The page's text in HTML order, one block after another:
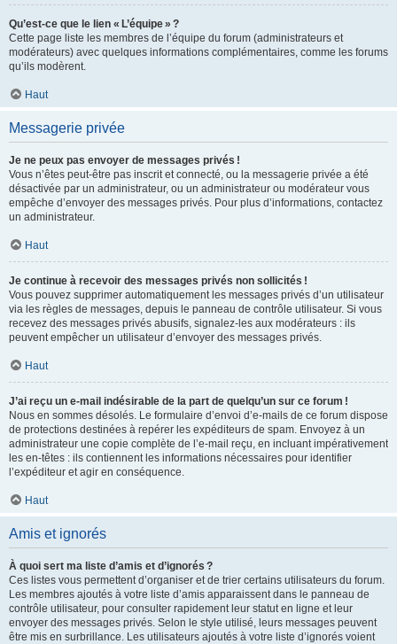
Qu’est-ce que le lien « L’équipe » ?
Cette page liste les membres de l’équipe du forum (administrateurs et
modérateurs) avec quelques informations complémentaires, comme les forums
qu’ils modèrent.
Haut
Messagerie privée
Je ne peux pas envoyer de messages privés !
Vous n’êtes peut-être pas inscrit et connecté, ou la messagerie privée a été
désactivée par un administrateur, ou un administrateur ou modérateur vous
empêche d’envoyer des messages privés. Pour plus d’informations, contactez
un administrateur.
Haut
Je continue à recevoir des messages privés non sollicités !
Vous pouvez supprimer automatiquement les messages privés d’un utilisateur
via les règles de messages, depuis le panneau de contrôle utilisateur. Si vous
recevez des messages privés abusifs, signalez-les aux modérateurs : ils
peuvent empêcher un utilisateur d’envoyer des messages privés.
Haut
J’ai reçu un e-mail indésirable de la part de quelqu’un sur ce forum !
Nous en sommes désolés. Le formulaire d’envoi d’e-mails de ce forum dispose
de protections destinées à repérer les expéditeurs de spam. Envoyez à un
administrateur une copie complète de l’e-mail reçu, en incluant impérativement
les en-têtes : ils contiennent les informations nécessaires pour identifier
l’expéditeur et agir en conséquence.
Haut
Amis et ignorés
À quoi sert ma liste d’amis et d’ignorés ?
Ces listes vous permettent d’organiser et de trier certains utilisateurs du forum.
Les membres ajoutés à votre liste d’amis apparaissent dans le panneau de
contrôle utilisateur, pour consulter rapidement leur statut en ligne et leur
envoyer des messages privés. Selon le style utilisé, leurs messages peuvent
être mis en surbrillance. Les utilisateurs ajoutés à votre liste d’ignorés voient